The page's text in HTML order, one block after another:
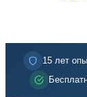
15 лет